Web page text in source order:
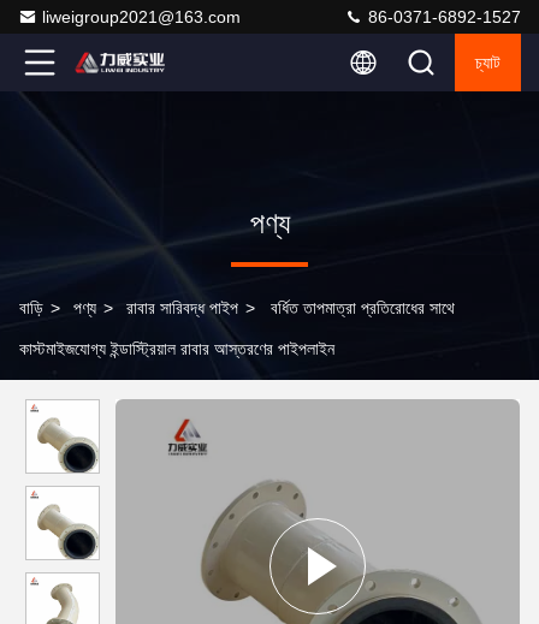
liweigroup2021@163.com 86-0371-6892-1527
চ্যাট
পণ্য
বাড়ি > পণ্য > রাবার সারিবদ্ধ পাইপ > বর্ধিত তাপমাত্রা প্রতিরোধের সাথে
কাস্টমাইজযোগ্য ইন্ডাস্ট্রিয়াল রাবার আস্তরণের পাইপলাইন